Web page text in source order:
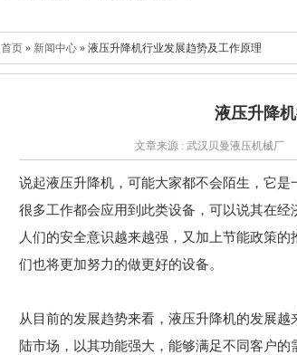
首页 » 新闻中心 » 液压升降机行业发展趋势及工作原理
液压升降
文章来源 : 武汉贝曼液压机械厂
说起液压升降机，可能大家都不会陌生，它
很多工作都会应用到此类设备，可以说其在
人们的安全意识越来越强，又加上节能政策
们也将更加努力的做更好的设备。
从目前的发展趋势来看，液压升降机的发展
陆市场，以其功能强大，能够满足不同客户的